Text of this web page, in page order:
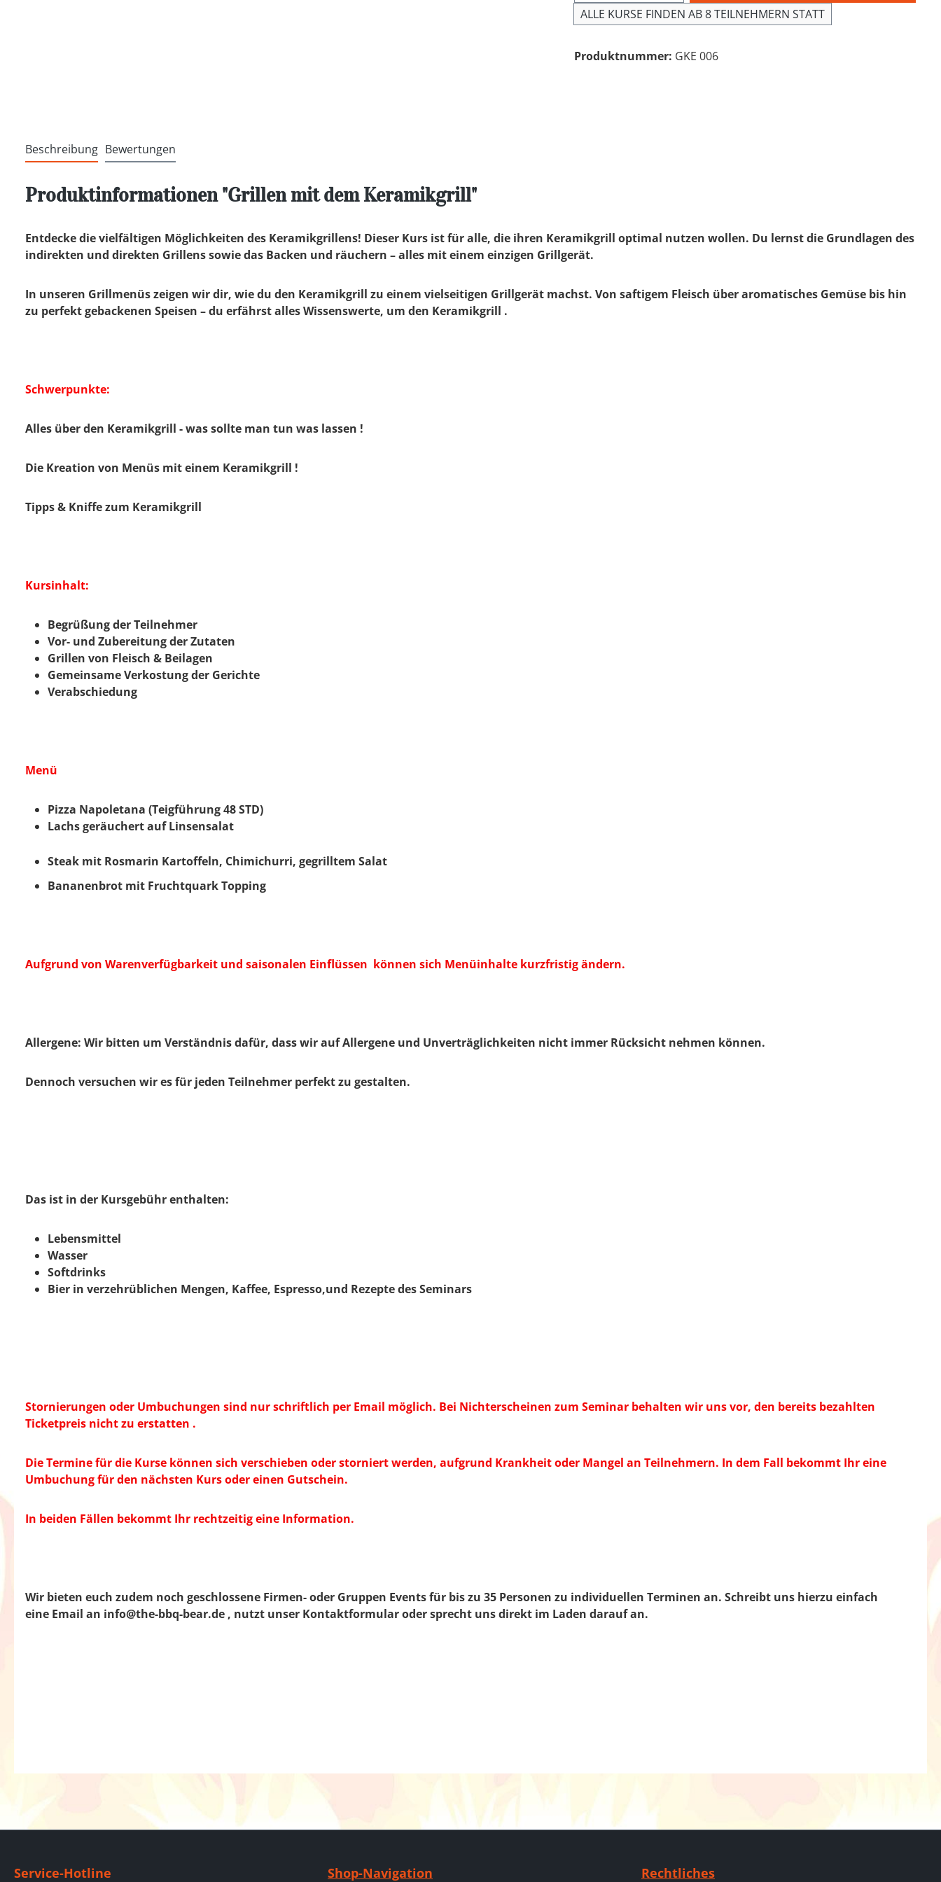
ALLE KURSE FINDEN AB 8 TEILNEHMERN STATT
Produktnummer: GKE 006
Beschreibung Bewertungen
Produktinformationen "Grillen mit dem Keramikgrill"
Entdecke die vielfältigen Möglichkeiten des Keramikgrillens! Dieser Kurs ist für alle, die ihren Keramikgrill optimal nutzen wollen. Du lernst die Grundlagen des
indirekten und direkten Grillens sowie das Backen und räuchern – alles mit einem einzigen Grillgerät.
In unseren Grillmenüs zeigen wir dir, wie du den Keramikgrill zu einem vielseitigen Grillgerät machst. Von saftigem Fleisch über aromatisches Gemüse bis hin
zu perfekt gebackenen Speisen – du erfährst alles Wissenswerte, um den Keramikgrill .
Schwerpunkte:
Alles über den Keramikgrill - was sollte man tun was lassen !
Die Kreation von Menüs mit einem Keramikgrill !
Tipps & Kniffe zum Keramikgrill
Kursinhalt:
Begrüßung der Teilnehmer
Vor- und Zubereitung der Zutaten
Grillen von Fleisch & Beilagen
Gemeinsame Verkostung der Gerichte
Verabschiedung
Menü
Pizza Napoletana (Teigführung 48 STD)
Lachs geräuchert auf Linsensalat
Steak mit Rosmarin Kartoffeln, Chimichurri, gegrilltem Salat
Bananenbrot mit Fruchtquark Topping
Aufgrund von Warenverfügbarkeit und saisonalen Einflüssen können sich Menüinhalte kurzfristig ändern.
Allergene: Wir bitten um Verständnis dafür, dass wir auf Allergene und Unverträglichkeiten nicht immer Rücksicht nehmen können.
Dennoch versuchen wir es für jeden Teilnehmer perfekt zu gestalten.
Das ist in der Kursgebühr enthalten:
Lebensmittel
Wasser
Softdrinks
Bier in verzehrüblichen Mengen, Kaffee, Espresso,und Rezepte des Seminars
Stornierungen oder Umbuchungen sind nur schriftlich per Email möglich. Bei Nichterscheinen zum Seminar behalten wir uns vor, den bereits bezahlten
Ticketpreis nicht zu erstatten .
Die Termine für die Kurse können sich verschieben oder storniert werden, aufgrund Krankheit oder Mangel an Teilnehmern. In dem Fall bekommt Ihr eine
Umbuchung für den nächsten Kurs oder einen Gutschein.
In beiden Fällen bekommt Ihr rechtzeitig eine Information.
Wir bieten euch zudem noch geschlossene Firmen- oder Gruppen Events für bis zu 35 Personen zu individuellen Terminen an. Schreibt uns hierzu einfach
eine Email an info@the-bbq-bear.de , nutzt unser Kontaktformular oder sprecht uns direkt im Laden darauf an.
Service-Hotline Shop-Navigation Rechtliches